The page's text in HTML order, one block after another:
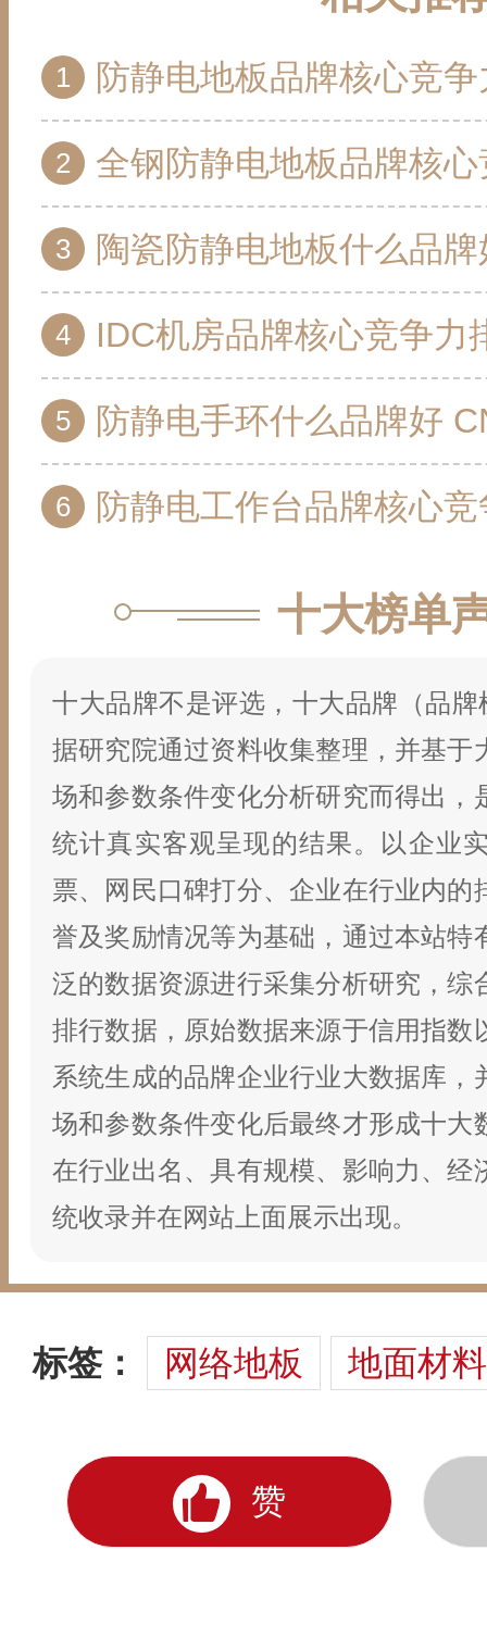
防静电地板品牌核心竞争力排行榜 10个值
全钢防静电地板品牌核心竞争力排行榜 10个值
陶瓷防静电地板什么品牌好 CNPP陶瓷防静
IDC机房品牌核心竞争力排行榜 10个
防静电手环什么品牌好 CNPP防静电手
防静电工作台品牌核心竞争力排行榜 10个值
十大榜单
十大品牌不是评选，十大品牌（品
据研究院通过资料收集整理，并基于
场和参数条件变化分析研究而得出，
统计真实客观呈现的结果。以企业
票、网民口碑打分、企业在行业内的
誉及奖励情况等为基础，通过本站特
泛的数据资源进行采集分析研究，综
排行数据，原始数据来源于信用指数
系统生成的品牌企业行业大数据库，
场和参数条件变化后最终才形成十大
在行业出名、具有规模、影响力、经
统收录并在网站上面展示出现。
标签： 网络地板 地面材料
赞